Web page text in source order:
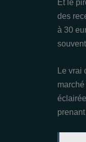
Et le
des
à 30
Le vrai